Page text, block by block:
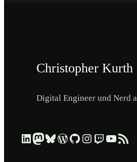
Christopher Kurth
Digital Engineer und Nerd
Beruflich über LinkedIn vernetzen Dezentral über Mastodon folgen Kurzmeldungen über Bluesky lesen Profil & Contributions auf WordPress.org ansehen Code & Repositories über GitHub erkunden Visuelle Einblicke über Instagram ansehen Streams & Tech-Talks über Twitch schauen Videos & Tutorials über YouTube ansehen Blog-Updates über RSS-Feed abonnieren